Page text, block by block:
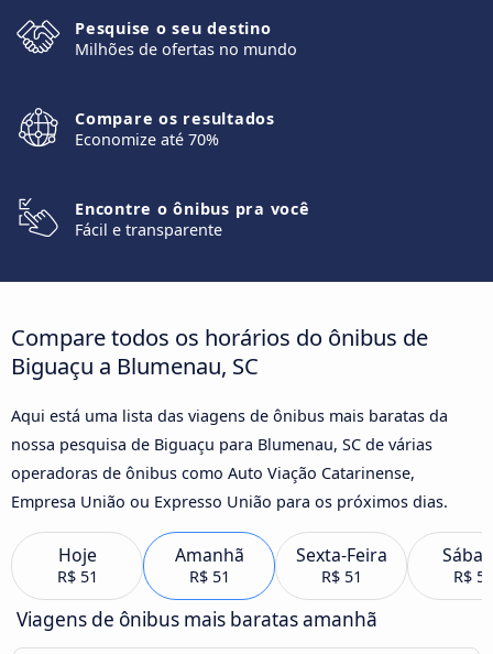
Pesquise o seu destino
Milhões de ofertas no mundo
Compare os resultados
Economize até 70%
Encontre o ônibus pra você
Fácil e transparente
Compare todos os horários do ônibus de
Biguaçu a Blumenau, SC
Aqui está uma lista das viagens de ônibus mais baratas da
nossa pesquisa de Biguaçu para Blumenau, SC de várias
operadoras de ônibus como Auto Viação Catarinense,
Empresa União ou Expresso União para os próximos dias.
Hoje
R$ 51
Amanhã
R$ 51
Sexta-Feira
R$ 51 R$ 51
Viagens de ônibus mais baratas amanhã